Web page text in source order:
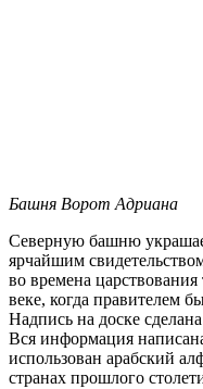
Башня Ворот Адриана
Северную башню
ярчайшим
во времена
веке, когда правителем
Надпись на доске
Вся информация
использован арабский
странах прошлого